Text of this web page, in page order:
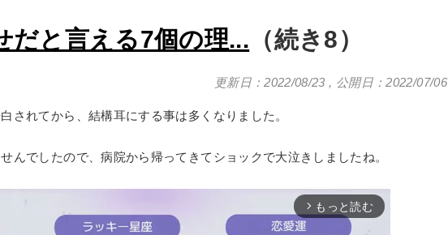
だと言える7個の理... （続き8）
更新日：2022/08/23 , 公開日：2022/07/06
されてから、結構耳にする事は多くなりました。
んでしたので、病院から帰ってきてショックで大泣きしましたね。
arrow_forward_ios もっと読む